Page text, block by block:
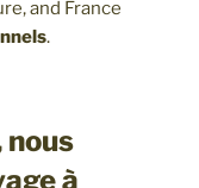
and France
.
nous
à